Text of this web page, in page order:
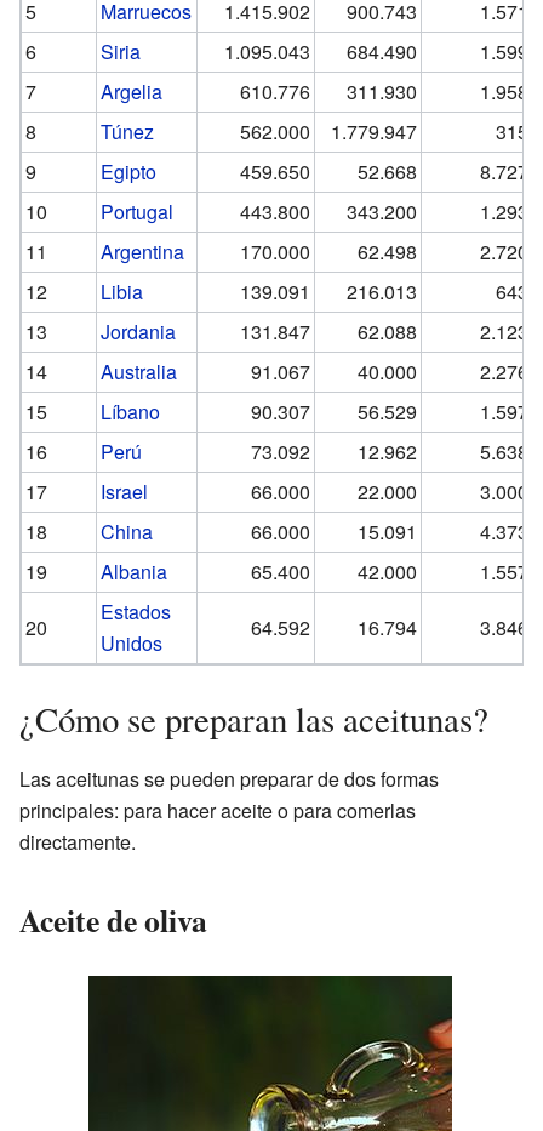
5 Marruecos 1.415.902 900.743
1.571,9
6
Siria 1.095.043 684.490
1.599,8
7
Argelia 610.776 311.930
1.958,1
8
Túnez 562.000 1.779.947
315,7
9
Egipto 459.650 52.668
8.727,3
10
Portugal 443.800 343.200
1.293,1
11
Argentina 170.000 62.498
2.720,1
12
Libia 139.091 216.013
643,9
13
Jordania 131.847 62.088
2.123,6
14
Australia 91.067 40.000
2.276,7
15
Líbano 90.307 56.529
1.597,5
16
Perú 73.092 12.962
5.638,9
17
Israel 66.000 22.000
3.000,0
18
China 66.000 15.091
4.373,5
19
Albania 65.400 42.000
1.557,1
20
Estados
Unidos
64.592 16.794 3.846,1
¿Cómo se preparan las aceitunas?
Las aceitunas se pueden preparar de dos formas
principales: para hacer aceite o para comerlas
directamente.
Aceite de oliva